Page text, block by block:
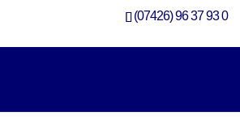
(07426) 96 37 93 0